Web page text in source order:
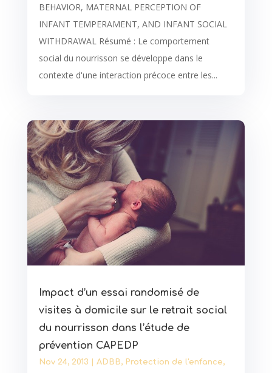
BEHAVIOR, MATERNAL PERCEPTION OF
INFANT TEMPERAMENT, AND INFANT SOCIAL
WITHDRAWAL Résumé : Le comportement
social du nourrisson se développe dans le
contexte d'une interaction précoce entre les...
Impact d’un essai randomisé de
visites à domicile sur le retrait social
du nourrisson dans l’étude de
prévention CAPEDP
Nov 24, 2013 ADBB, Protection de l'enfance,